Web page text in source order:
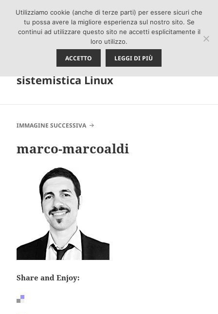
DREAMSNET.IT – IT
Solutions. Realizzazioni Siti
Web, Siti Internet, Software
gestionali, consulenza
sistemistica Linux
IMMAGINE SUCCESSIVA
marco-marcoaldi
Share and Enjoy:
Utilizziamo cookie (anche di terze parti) per essere sicuri che
tu possa avere la migliore esperienza sul nostro sito. Se
continui ad utilizzare questo sito ne accetti esplicitamente il
loro utilizzo.
ACCETTO LEGGI DI PIÙ